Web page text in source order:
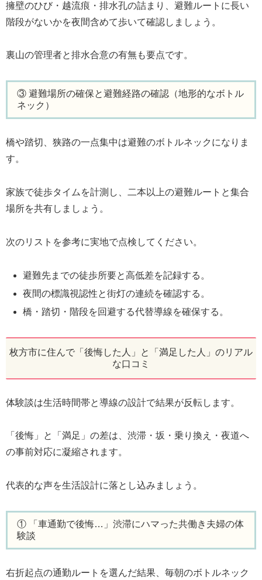
擁壁のひび・越流痕・排水孔の詰まり、避難ルートに長い
階段がないかを夜間含めて歩いて確認しましょう。
裏山の管理者と排水合意の有無も要点です。
③ 避難場所の確保と避難経路の確認（地形的なボトル
ネック）
橋や踏切、狭路の一点集中は避難のボトルネックになりま
す。
家族で徒歩タイムを計測し、二本以上の避難ルートと集合
場所を共有しましょう。
次のリストを参考に実地で点検してください。
避難先までの徒歩所要と高低差を記録する。
夜間の標識視認性と街灯の連続を確認する。
橋・踏切・階段を回避する代替導線を確保する。
枚方市に住んで「後悔した人」と「満足した人」のリアル
な口コミ
体験談は生活時間帯と導線の設計で結果が反転します。
「後悔」と「満足」の差は、渋滞・坂・乗り換え・夜道へ
の事前対応に凝縮されます。
代表的な声を生活設計に落とし込みましょう。
① 「車通勤で後悔…」渋滞にハマった共働き夫婦の体
験談
右折起点の通勤ルートを選んだ結果、毎朝のボトルネック